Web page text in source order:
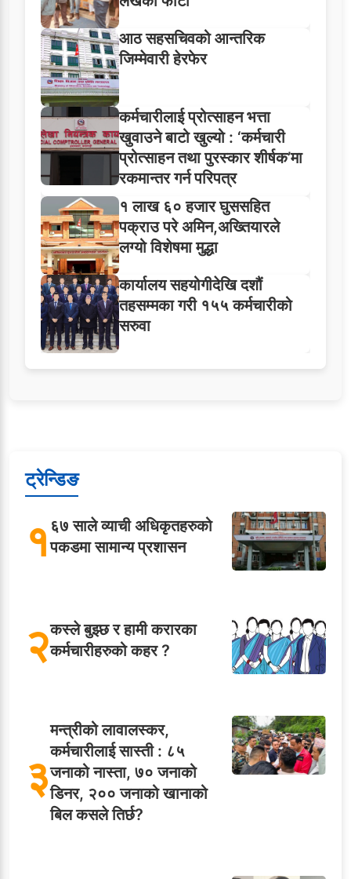
आठ सहसचिवको आन्तरिक
जिम्मेवारी हेरफेर
कर्मचारीलाई प्रोत्साहन भत्ता
खुवाउने बाटो खुल्यो : ‘कर्मचारी
प्रोत्साहन तथा पुरस्कार शीर्षक’मा
रकमान्तर गर्न परिपत्र
१ लाख ६० हजार घुससहित
पक्राउ परे अमिन,अख्तियारले
लग्यो विशेषमा मुद्धा
कार्यालय सहयोगीदेखि दशौं
तहसम्मका गरी १५५ कर्मचारीको
सरुवा
ट्रेन्डिङ
१६७ साले व्याची अधिकृतहरुको
पकडमा सामान्य प्रशासन
२कस्ले बुझ्छ र हामी करारका
कर्मचारीहरुको कहर ?
३
मन्त्रीको लावालस्कर,
कर्मचारीलाई सास्ती : ८५
जनाको नास्ता, ७० जनाको
डिनर, २०० जनाको खानाको
बिल कसले तिर्छ?